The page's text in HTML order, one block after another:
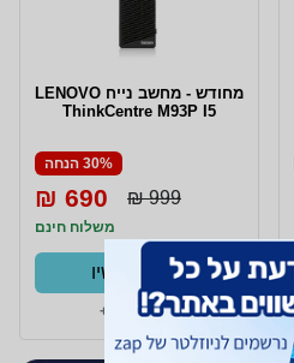
מחודש - מחשב נייח LENOVO
ThinkCentre M93P I5
30% הנחה
999 ₪
690 ₪
משלוח חינם
קנו עכשיו
ב- מחשבת+